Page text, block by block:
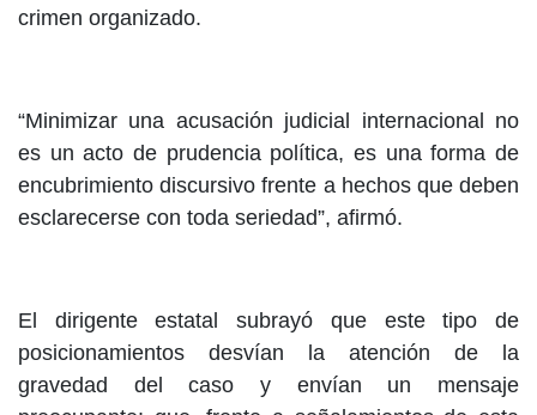
crimen organizado.
“Minimizar una acusación judicial internacional no
es un acto de prudencia política, es una forma de
encubrimiento discursivo frente a hechos que deben
esclarecerse con toda seriedad”, afirmó.
El dirigente estatal subrayó que este tipo de
posicionamientos desvían la atención de la
gravedad del caso y envían un mensaje